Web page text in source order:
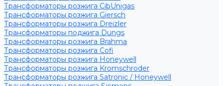
Трансформаторы розжига CibUnigas
Трансформаторы розжига Giersch
Трансформаторы розжига Dreizler
Трансформаторы поджига Dungs
Трансформаторы розжига Brahma
Трансформаторы розжига Cofi
Трансформаторы розжига Honeywell
Трансформаторы розжига Kromschroder
Трансформаторы розжига Satronic / Honeywell